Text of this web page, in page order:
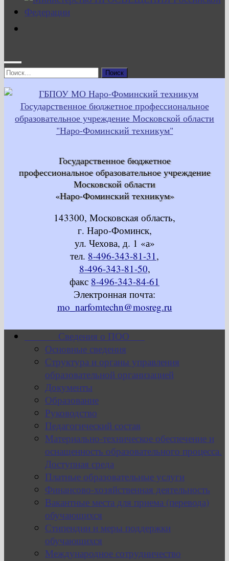
Найти:
Государственное бюджетное
профессиональное образовательное учреждение
Московской области
«Наро-Фоминский техникум»
143300, Московская область,
г. Наро-Фоминск,
ул. Чехова, д. 1 «а»
тел. 8-496-343-81-31,
8-496-343-81-50,
факс 8-496-343-84-61
Электронная почта:
mo_narfomtechn@mosreg.ru
Сведения о ПОО
Основные сведения
Структура и органы управления
образовательной организацией
Документы
Образование
Руководство
Педагогический состав
Материально-техническое обеспечение и
оснащенность образовательного процесса.
Доступная среда
Платные образовательные услуги
Финансово-хозяйственная деятельность
Вакантные места для приема (перевода)
обучающихся
Стипендии и меры поддержки
обучающихся
Международное сотрудничество